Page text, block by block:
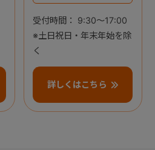
受付時間： 9:30～17:00
※土日祝日・年末年始を除
く
詳しくはこちら